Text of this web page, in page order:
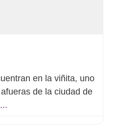
en la viñita, uno
de la ciudad de